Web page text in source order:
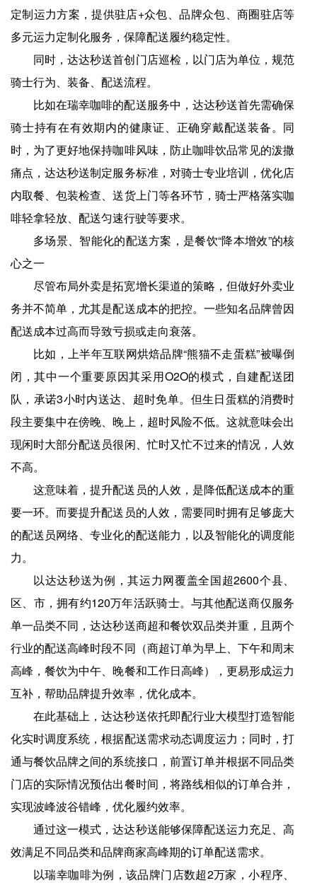
定制运力方案，提供驻店+众包、品牌众包、商圈驻店等
多元运力定制化服务，保障配送履约稳定性。
同时，达达秒送首创门店巡检，以门店为单位，规范
骑士行为、装备、配送流程。
比如在瑞幸咖啡的配送服务中，达达秒送首先需确保
骑士持有在有效期内的健康证、正确穿戴配送装备。同
时，为了更好地保持咖啡风味，防止咖啡饮品常见的泼撒
痛点，达达秒送制定服务标准，对骑士专业培训，优化店
内取餐、包装检查、送货上门等各环节，骑士严格落实咖
啡轻拿轻放、配送匀速行驶等要求。
多场景、智能化的配送方案，是餐饮“降本增效”的核
心之一
尽管布局外卖是拓宽增长渠道的策略，但做好外卖业
务并不简单，尤其是配送成本的把控。一些知名品牌曾因
配送成本过高而导致亏损或走向衰落。
比如，上半年互联网烘焙品牌“熊猫不走蛋糕”被曝倒
闭，其中一个重要原因其采用O2O的模式，自建配送团
队，承诺3小时内送达、超时免单。但生日蛋糕的消费时
段主要集中在傍晚、晚上，超时风险不低。这就意味会出
现闲时大部分配送员很闲、忙时又忙不过来的情况，人效
不高。
这意味着，提升配送员的人效，是降低配送成本的重
要一环。而要提升配送员的人效，需要同时拥有足够庞大
的配送员网络、专业化的配送能力，以及智能化的调度能
力。
以达达秒送为例，其运力网覆盖全国超2600个县、
区、市，拥有约120万年活跃骑士。与其他配送商仅服务
单一品类不同，达达秒送商超和餐饮双品类并重，且两个
行业的配送高峰时段不同（商超订单为早上、下午和周末
高峰，餐饮为中午、晚餐和工作日高峰），更易形成运力
互补，帮助品牌提升效率，优化成本。
在此基础上，达达秒送依托即配行业大模型打造智能
化实时调度系统，根据配送需求动态调度运力；同时，打
通与餐饮品牌之间的系统接口，前置订单并根据不同品类
门店的实际情况预估出餐时间，将路线相似的订单合并，
实现波峰波谷错峰，优化履约效率。
通过这一模式，达达秒送能够保障配送运力充足、高
效满足不同品类和品牌商家高峰期的订单配送需求。
以瑞幸咖啡为例，该品牌门店数超2万家，小程序、